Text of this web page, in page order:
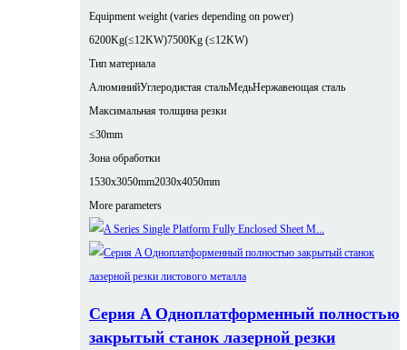
Equipment weight (varies depending on power)
6200Kg(≤12KW)7500Kg (≤12KW)
Тип материала
АлюминийУглеродистая стальМедьНержавеющая сталь
Максимальная толщина резки
≤30mm
Зона обработки
1530x3050mm2030x4050mm
More parameters
Серия A Одноплатформенный полностью
закрытый станок лазерной резки